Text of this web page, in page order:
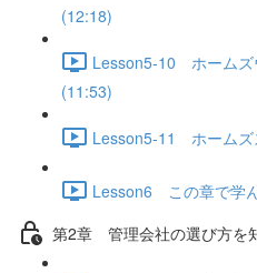
(12:18)
Lesson5-10 ホームズ
(11:53)
Lesson5-11 ホームズ
Lesson6 この章で学
第2章 管理会社の選び方を